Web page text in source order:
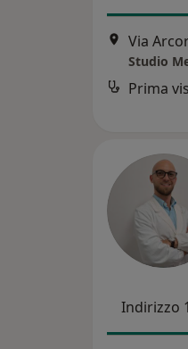
Via
Studio
Prima
Indirizzo 1